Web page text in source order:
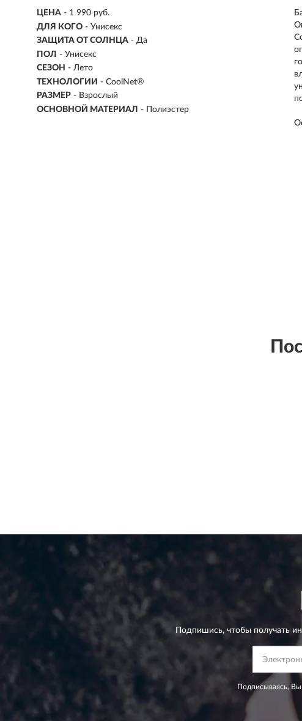
ЦЕНА - 1 990 руб.
ДЛЯ КОГО - Унисекс
ЗАЩИТА ОТ СОЛНЦА - Да
ПОЛ - Унисекс
СЕЗОН - Лето
ТЕХНОЛОГИИ - CoolNet®
РАЗМЕР - Взрослый
ОСНОВНОЙ МАТЕРИАЛ - Полиэстер
Подпишись, чтобы получать
Подписываясь, Вы